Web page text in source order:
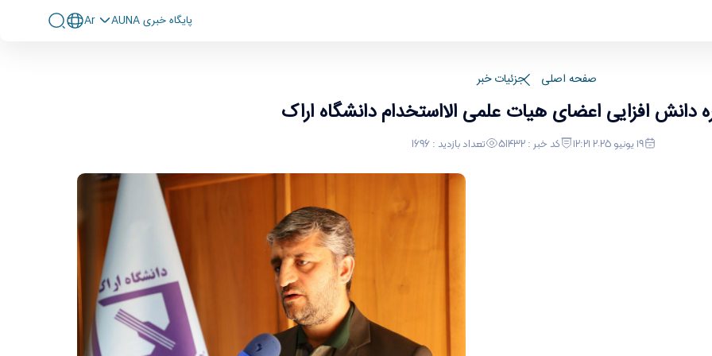
پايگاه خبری AUNA Ar
صفحه اصلی جزئیات خبر
دانش افزایی اعضای هیات علمی الااستخدام دانشگاه اراک
١٩ يونيو ٢٠٢٥ ١٢:٢١ کد خبر : 51432 تعداد بازدید : 1696